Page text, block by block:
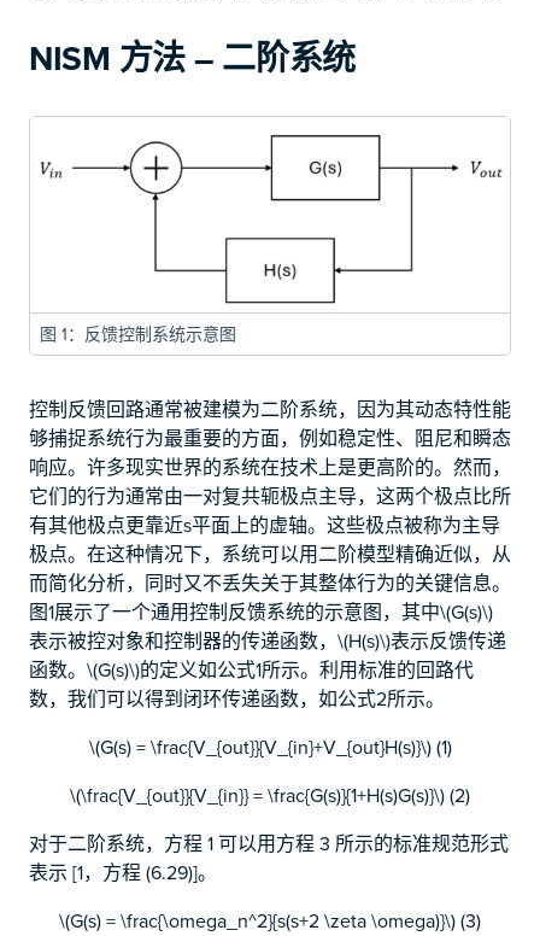
NISM 方法 – 二阶系统
图 1：反馈控制系统示意图
控制反馈回路通常被建模为二阶系统，因为其动态特性能
够捕捉系统行为最重要的方面，例如稳定性、阻尼和瞬态
响应。许多现实世界的系统在技术上是更高阶的。然而，
它们的行为通常由一对复共轭极点主导，这两个极点比所
有其他极点更靠近s平面上的虚轴。这些极点被称为主导
极点。在这种情况下，系统可以用二阶模型精确近似，从
而简化分析，同时又不丢失关于其整体行为的关键信息。
图1展示了一个通用控制反馈系统的示意图，其中\(G(s)\)
表示被控对象和控制器的传递函数，\(H(s)\)表示反馈传递
函数。\(G(s)\)的定义如公式1所示。利用标准的回路代
数，我们可以得到闭环传递函数，如公式2所示。
\(G(s) = \frac{V_{out}}{V_{in}+V_{out}H(s)}\) (1)
\(\frac{V_{out}}{V_{in}} = \frac{G(s)}{1+H(s)G(s)}\) (2)
对于二阶系统，方程 1 可以用方程 3 所示的标准规范形式
表示 [1，方程 (6.29)]。
\(G(s) = \frac{\omega_n^2}{s(s+2 \zeta \omega)}\) (3)